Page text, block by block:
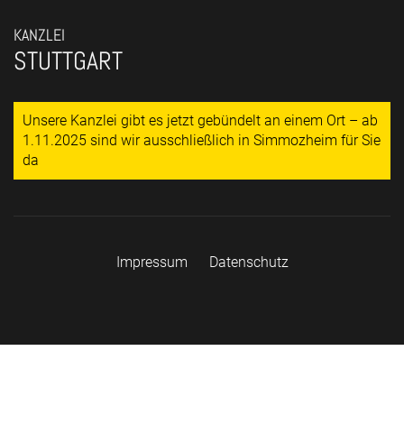
KANZLEI
STUTTGART
Unsere Kanzlei gibt es jetzt gebündelt an einem Ort – ab
1.11.2025 sind wir ausschließlich in Simmozheim für Sie
da
Impressum Datenschutz